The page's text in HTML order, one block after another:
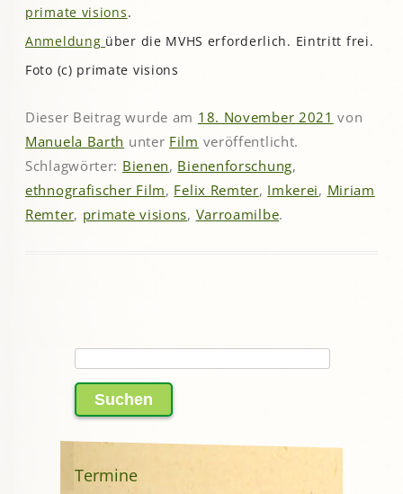
primate visions.
Anmeldung über die MVHS erforderlich. Eintritt frei.
Foto (c) primate visions
Dieser Beitrag wurde am 18. November 2021 von
Manuela Barth unter Film veröffentlicht.
Schlagwörter: Bienen, Bienenforschung,
ethnografischer Film, Felix Remter, Imkerei, Miriam
Remter, primate visions, Varroamilbe.
nach:
Termine